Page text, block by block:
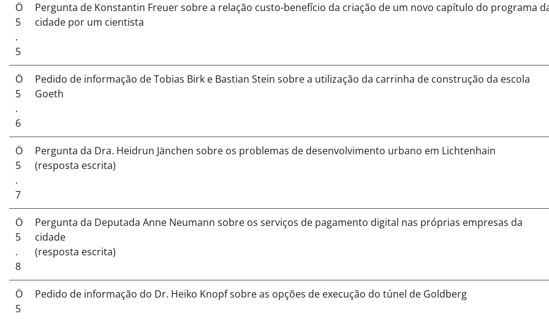
Ö
5
.
5
Pergunta de Konstantin Freuer sobre a relação custo-benefício da criação de um novo capítulo do programa
cidade por um cientista
Ö
5
.
6
Pedido de informação de Tobias Birk e Bastian Stein sobre a utilização da carrinha de construção da escola
Goeth
Ö
5
.
7
Pergunta da Dra. Heidrun Jänchen sobre os problemas de desenvolvimento urbano em Lichtenhain
(resposta escrita)
Ö
5
.
8
Pergunta da Deputada Anne Neumann sobre os serviços de pagamento digital nas próprias empresas da
cidade
(resposta escrita)
Ö
5
Pedido de informação do Dr. Heiko Knopf sobre as opções de execução do túnel de Goldberg